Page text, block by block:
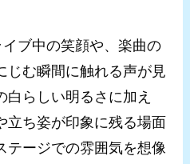
ブ中の笑顔や、楽曲の
じむ瞬間に触れる声が見
白らしい明るさに加え
立ち姿が印象に残る場面
テージでの雰囲気を想像